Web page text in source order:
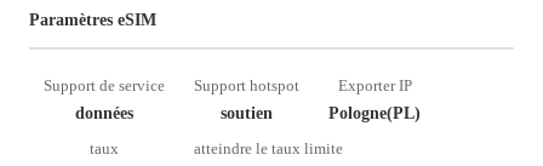
Paramètres eSIM
Support de service
données
Support hotspot
soutien
Exporter IP
Pologne(PL)
taux
atteindre le taux limite